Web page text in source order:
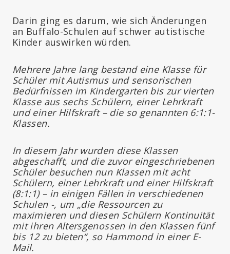
Darin ging es darum, wie sich Änderungen
an Buffalo-Schulen auf schwer autistische
Kinder auswirken würden.
Mehrere Jahre lang bestand eine Klasse für
Schüler mit Autismus und sensorischen
Bedürfnissen im Kindergarten bis zur vierten
Klasse aus sechs Schülern, einer Lehrkraft
und einer Hilfskraft – die so genannten 6:1:1-
Klassen.
In diesem Jahr wurden diese Klassen
abgeschafft, und die zuvor eingeschriebenen
Schüler besuchen nun Klassen mit acht
Schülern, einer Lehrkraft und einer Hilfskraft
(8:1:1) – in einigen Fällen in verschiedenen
Schulen -, um „die Ressourcen zu
maximieren und diesen Schülern Kontinuität
mit ihren Altersgenossen in den Klassen fünf
bis 12 zu bieten“, so Hammond in einer E-
Mail.